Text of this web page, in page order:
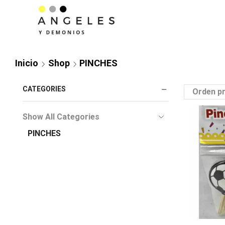
Inicio Shop PINCHES
CATEGORIES
Show All Categories
PINCHES